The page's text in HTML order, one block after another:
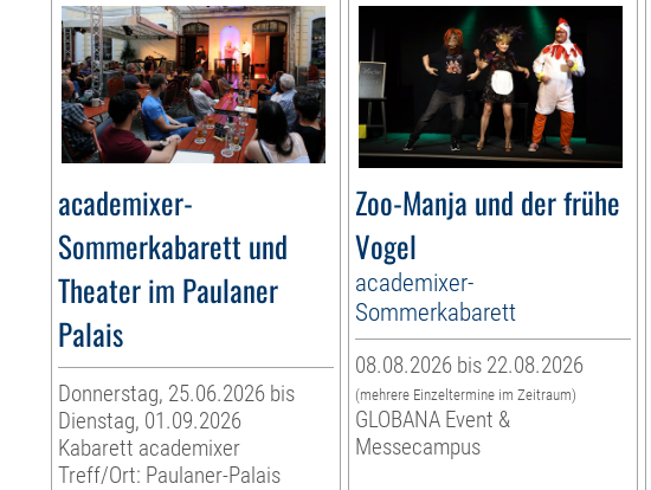
academixer-
Sommerkabarett und
Theater im Paulaner
Palais
Donnerstag, 25.06.2026 bis
Dienstag, 01.09.2026
Kabarett academixer
Treff/Ort: Paulaner-Palais
Zoo-Manja und der frühe
Vogel
academixer-
Sommerkabarett
08.08.2026 bis 22.08.2026
(mehrere Einzeltermine im Zeitraum)
GLOBANA Event &
Messecampus